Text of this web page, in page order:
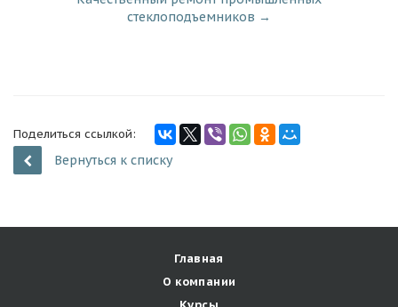
стеклоподъемников →
Поделиться ссылкой:
Вернуться к списку
Главная
О компании